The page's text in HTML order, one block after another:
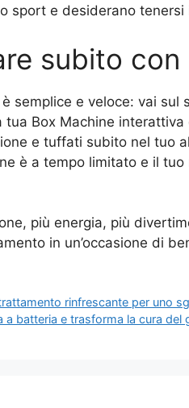
sport e desiderano
subito con
è semplice e veloce: vai
tua Box Machine
e tuffati subito nel tuo
è a tempo limitato e il
più energia, più
in un’occasione di
rinfrescante per uno
a batteria e trasforma la cura del